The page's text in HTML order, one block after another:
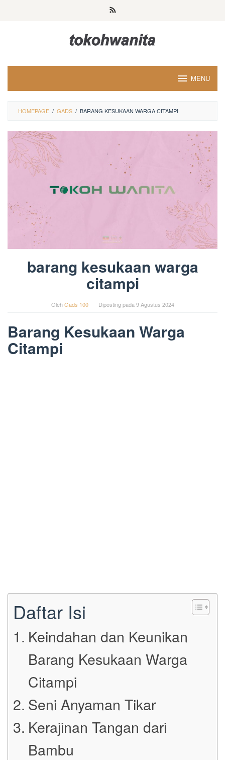
MENU
HOMEPAGE / GADS / BARANG KESUKAAN WARGA CITAMPI
barang kesukaan warga
citampi
OlehGads 100 Diposting pada 9 Agustus 2024
Barang Kesukaan Warga
Citampi
Daftar Isi
Keindahan dan Keunikan
Barang Kesukaan Warga
Citampi
Seni Anyaman Tikar
Kerajinan Tangan dari
Bambu